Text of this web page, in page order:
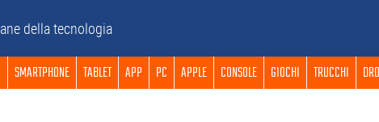
della tecnologia
SMARTPHONE TABLET APP PC APPLE CONSOLE GIOCHI TRUCCHI